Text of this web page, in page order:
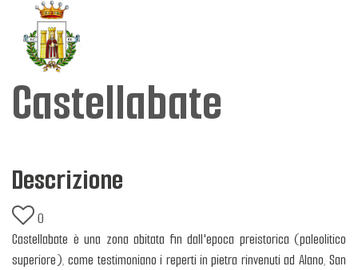
Castellabate
Descrizione
0
Castellabate è una zona abitata fin dall'epoca preistorica (paleolitico
superiore), come testimoniano i reperti in pietra rinvenuti ad Alano, San